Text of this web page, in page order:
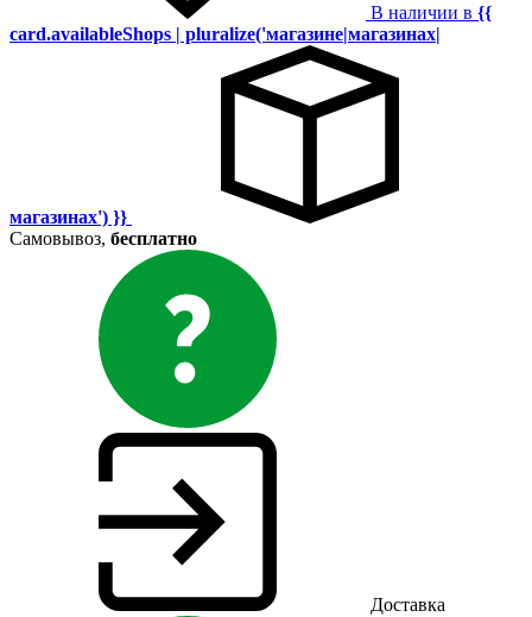
В наличии в {{
card.availableShops | pluralize('магазине|магазинах|
магазинах') }}
Самовывоз, бесплатно
Доставка